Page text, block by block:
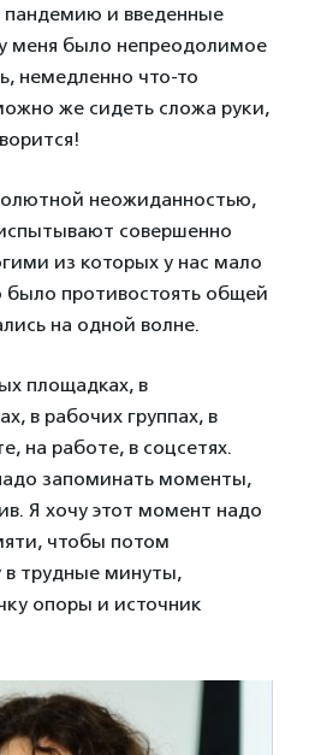
и введенные
меня было непреодолимое
немедленно что-то
же сидеть сложа руки,
неожиданностью,
совершенно
из которых у нас мало
было противостоять общей
на одной волне.
площадках, в
в рабочих группах, в
на работе, в соцсетях.
запоминать моменты,
Я хочу этот момент надо
чтобы потом
в трудные минуты,
опоры и источник